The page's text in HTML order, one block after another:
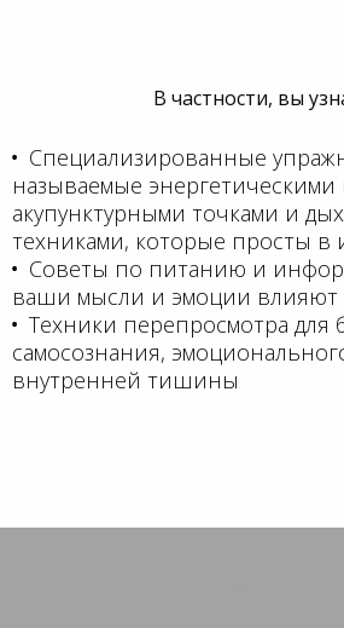
В частности, вы
Специализированные
называемые энергетическими
акупунктурными точками и
техниками, которые просты в
Советы по питанию и
ваши мысли и эмоции влияют
Техники перепросмотра для
самосознания,
внутренней тишины